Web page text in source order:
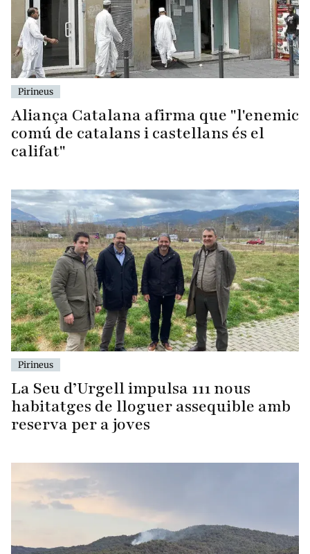
Pirineus
Aliança Catalana afirma que "l'enemic
comú de catalans i castellans és el
califat"
Pirineus
La Seu d’Urgell impulsa 111 nous
habitatges de lloguer assequible amb
reserva per a joves